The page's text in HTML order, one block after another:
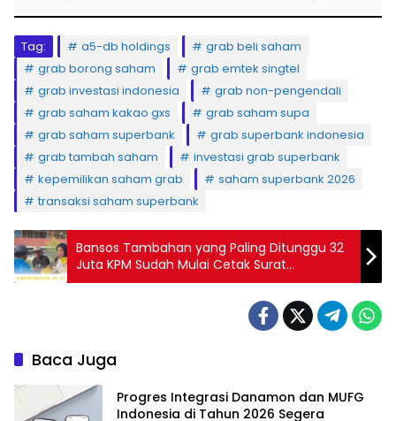
Tag: a5-db holdings
grab beli saham
grab borong saham
grab emtek singtel
grab investasi indonesia
grab non-pengendali
grab saham kakao gxs
grab saham supa
grab saham superbank
grab superbank indonesia
grab tambah saham
investasi grab superbank
kepemilikan saham grab
saham superbank 2026
transaksi saham superbank
Bansos Tambahan yang Paling Ditunggu 32
Juta KPM Sudah Mulai Cetak Surat
Undangan, Pencairan Dilakukan Jelang
Baca Juga
Progres Integrasi Danamon dan MUFG
Indonesia di Tahun 2026 Segera